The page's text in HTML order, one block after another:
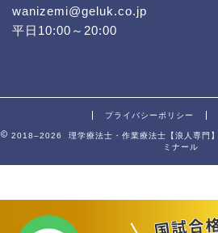
wanizemi@geluk.co.jp
平日10:00～20:00
プライバシーポリシー
2018–2026 理学療法士・作業療法士【浪人専門
ミナール